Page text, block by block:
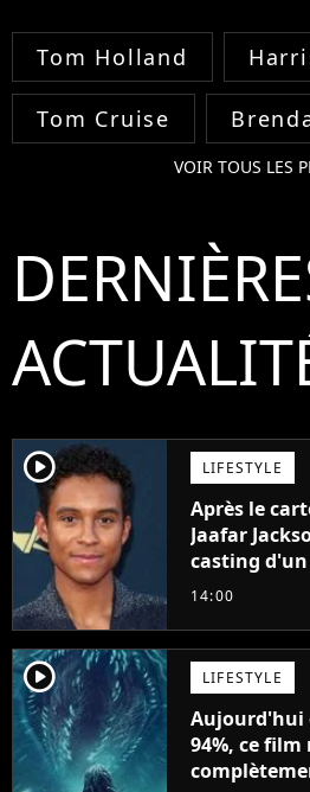
Tom Holland
Tom Cruise
VOIR TOUS LES
player2 LIFESTYLE
Après le
Jaafar
casting
Will Smith
14:00
player2 LIFESTYLE
Aujourd'hui
94%, ce